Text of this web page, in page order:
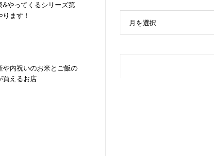
&やってくるシリーズ第
ります！
や内祝いのお米とご飯の
買えるお店
月を選択